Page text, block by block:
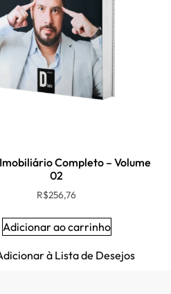
Completo – Volume
02
R$256,76
Adicionar ao carrinho
à Lista de Desejos